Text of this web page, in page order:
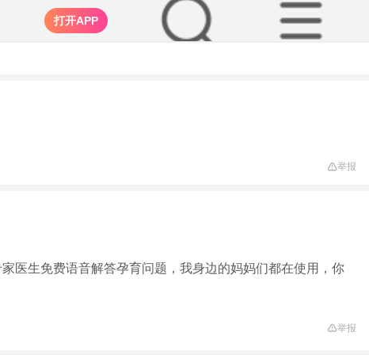
打开APP
举报
医生免费语音解答孕育问题，我身边的妈妈们都在使用，你
举报